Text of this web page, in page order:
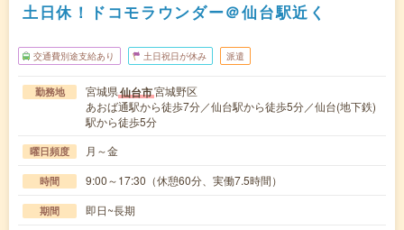
土日休！ドコモラウンダー＠仙台駅近く
交通費別途支給あり 土日祝日が休み 派遣
勤務地 宮城県仙台市宮城野区
あおば通駅から徒歩7分／仙台駅から徒歩5分／仙台(地下鉄)
駅から徒歩5分
曜日頻度 月～金
時間 9:00～17:30（休憩60分、実働7.5時間）
期間 即日~長期